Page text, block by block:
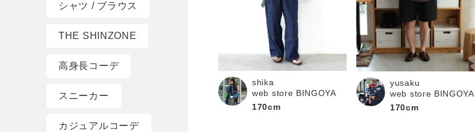
シャツ / ブラウス
THE SHINZONE
高身長コーデ
スニーカー
カジュアルコーデ
shika
web store BINGOYA
170cm
yusaku
web store BINGOYA
170cm